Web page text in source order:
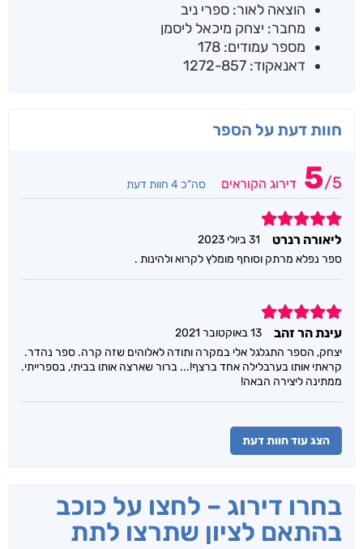
הוצאה לאור: ספרי ניב
מחבר: יצחק מיכאל ליסמן
מספר עמודים: 178
דאנאקוד: 1272-857
חוות דעת על הספר
5/5 דירוג הקוראים סה"כ 4 חוות דעת
5
ליאורה רנרט
31 ביולי 2023
ספר נפלא מרתק וסוחף מומלץ לקרוא ולהינות .
5
עינת הר זהב
13 באוקטובר 2021
יצחק, הספר התגלגל אלי במקרה ותודה לאלוהים שזה קרה. ספר נהדר.
קראתי אותו בערבלילה אחד ברצף!... ברור שארצה אותו בביתי, בספרייתי.
ממתינה ליצירה הבאה!
הצג עוד חוות דעת
בחרו דירוג – לחצו על כוכב
בהתאם לציון שתרצו לתת